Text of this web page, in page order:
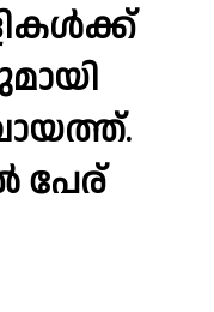
പേര്